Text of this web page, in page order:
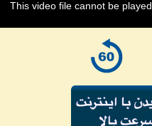
This video file cannot be played.